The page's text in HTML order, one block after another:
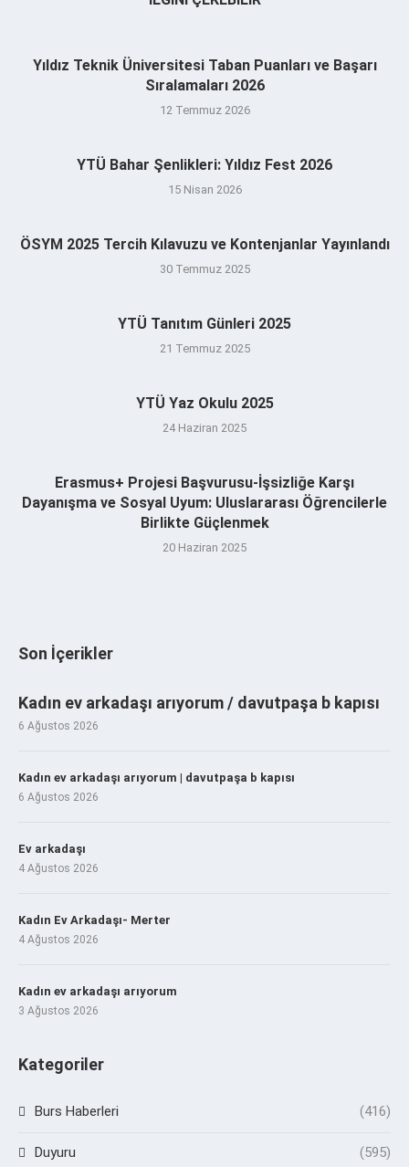
Yıldız Teknik Üniversitesi Taban Puanları ve Başarı
Sıralamaları 2026
12 Temmuz 2026
YTÜ Bahar Şenlikleri: Yıldız Fest 2026
15 Nisan 2026
ÖSYM 2025 Tercih Kılavuzu ve Kontenjanlar Yayınlandı
30 Temmuz 2025
YTÜ Tanıtım Günleri 2025
21 Temmuz 2025
YTÜ Yaz Okulu 2025
24 Haziran 2025
Erasmus+ Projesi Başvurusu-İşsizliğe Karşı
Dayanışma ve Sosyal Uyum: Uluslararası Öğrencilerle
Birlikte Güçlenmek
20 Haziran 2025
Son İçerikler
Kadın ev arkadaşı arıyorum / davutpaşa b kapısı
6 Ağustos 2026
Kadın ev arkadaşı arıyorum | davutpaşa b kapısı
6 Ağustos 2026
Ev arkadaşı
4 Ağustos 2026
Kadın Ev Arkadaşı- Merter
4 Ağustos 2026
Kadın ev arkadaşı arıyorum
3 Ağustos 2026
Kategoriler
Burs Haberleri (416)
Duyuru (595)